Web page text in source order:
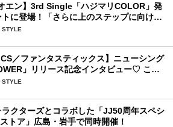
エン】3rd Single「ハジマリCOLOR」発
に登場！「さらに上のステップに向けた
になるように」と爽やかな笑顔で意気込
STYLE
／ファンタスティックス】ニューシング
」リリース記念インタビュー♡ この
いることは？
STYLE
クターズとコラボした「JJ50周年スペシ
トア」広島・岩手で同時開催！